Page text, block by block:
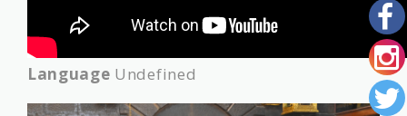
Language Undefined